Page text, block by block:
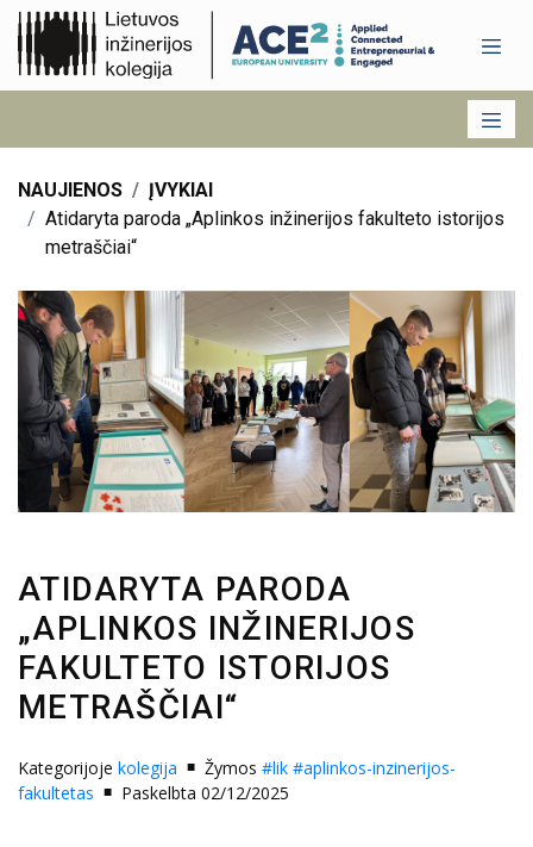
NAUJIENOS
ĮVYKIAI
Atidaryta paroda „Aplinkos inžinerijos fakulteto istorijos
metraščiai“
ATIDARYTA PARODA
„APLINKOS INŽINERIJOS
FAKULTETO ISTORIJOS
METRAŠČIAI“
Kategorijoje kolegija Žymos #lik #aplinkos-inzinerijos-
fakultetas
Paskelbta 02/12/2025